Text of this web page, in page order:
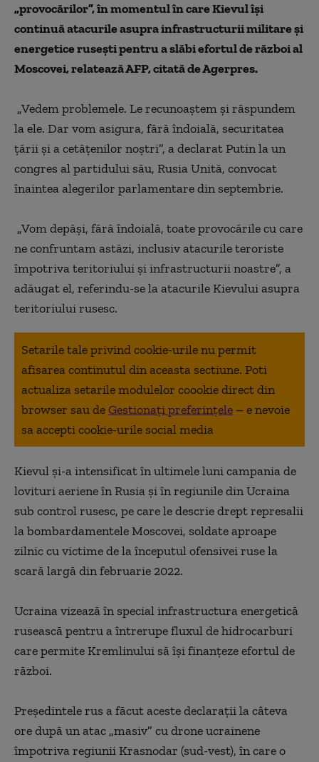
„provocărilor”, în momentul în care Kievul îşi
continuă atacurile asupra infrastructurii militare şi
energetice ruseşti pentru a slăbi efortul de război al
Moscovei, relatează AFP, citată de Agerpres.
„Vedem problemele. Le recunoaştem şi răspundem
la ele. Dar vom asigura, fără îndoială, securitatea
ţării şi a cetăţenilor noştri”, a declarat Putin la un
congres al partidului său, Rusia Unită, convocat
înaintea alegerilor parlamentare din septembrie.
„Vom depăşi, fără îndoială, toate provocările cu care
ne confruntam astăzi, inclusiv atacurile teroriste
împotriva teritoriului şi infrastructurii noastre”, a
adăugat el, referindu-se la atacurile Kievului asupra
teritoriului rusesc.
Setarile tale privind cookie-urile nu permit
afisarea continutul din aceasta sectiune. Poti
actualiza setarile modulelor coookie direct din
browser sau deGestionați preferințele – e nevoie
sa accepti cookie-urile social media
Kievul şi-a intensificat în ultimele luni campania de
lovituri aeriene în Rusia şi în regiunile din Ucraina
sub control rusesc, pe care le descrie drept represalii
la bombardamentele Moscovei, soldate aproape
zilnic cu victime de la începutul ofensivei ruse la
scară largă din februarie 2022.
Ucraina vizează în special infrastructura energetică
rusească pentru a întrerupe fluxul de hidrocarburi
care permite Kremlinului să îşi finanţeze efortul de
război.
Preşedintele rus a făcut aceste declaraţii la câteva
ore după un atac „masiv” cu drone ucrainene
împotriva regiunii Krasnodar (sud-vest), în care o